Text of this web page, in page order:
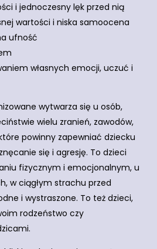
i jednoczesny lęk przed nią
wartości i niska samoocena
ufność
własnych emocji, uczuć i
wytwarza się u osób,
wielu zranień, zawodów,
powinny zapewniać dziecku
się i agresję. To dzieci
fizycznym i emocjonalnym, u
w ciągłym strachu przed
i wystraszone. To też dzieci,
rodzeństwo czy